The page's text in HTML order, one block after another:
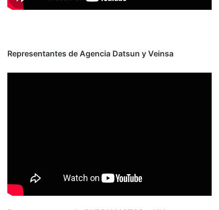
Representantes de Agencia Datsun y Veinsa